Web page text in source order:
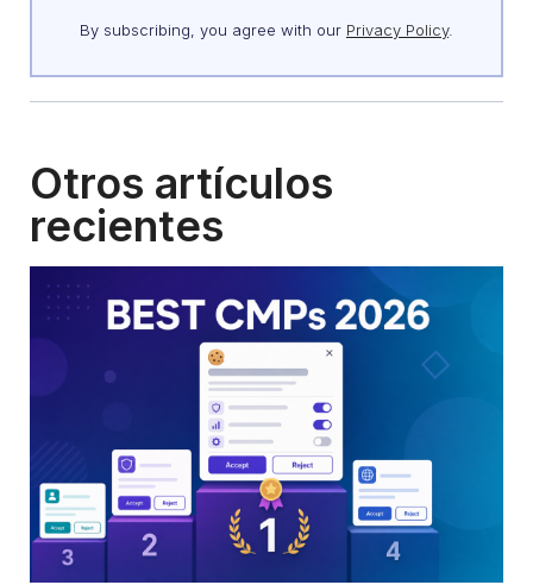
By subscribing, you agree with our Privacy Policy.
Otros artículos
recientes